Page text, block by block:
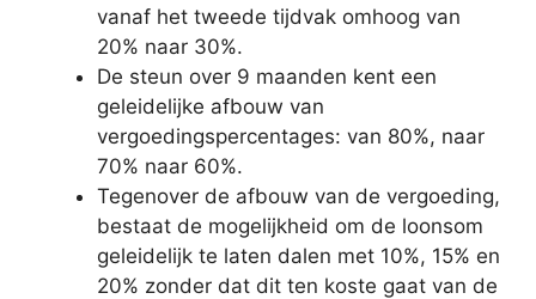
vanaf het tweede tijdvak omhoog van
20% naar 30%.
De steun over 9 maanden kent een
geleidelijke afbouw van
vergoedingspercentages: van 80%, naar
70% naar 60%.
Tegenover de afbouw van de vergoeding,
bestaat de mogelijkheid om de loonsom
geleidelijk te laten dalen met 10%, 15% en
20% zonder dat dit ten koste gaat van de